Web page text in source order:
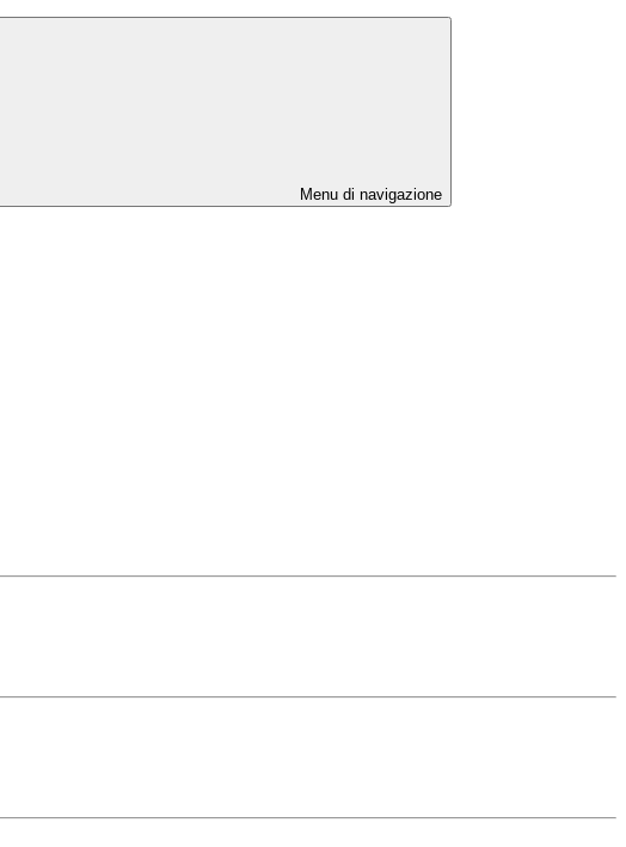
Menu di navigazione